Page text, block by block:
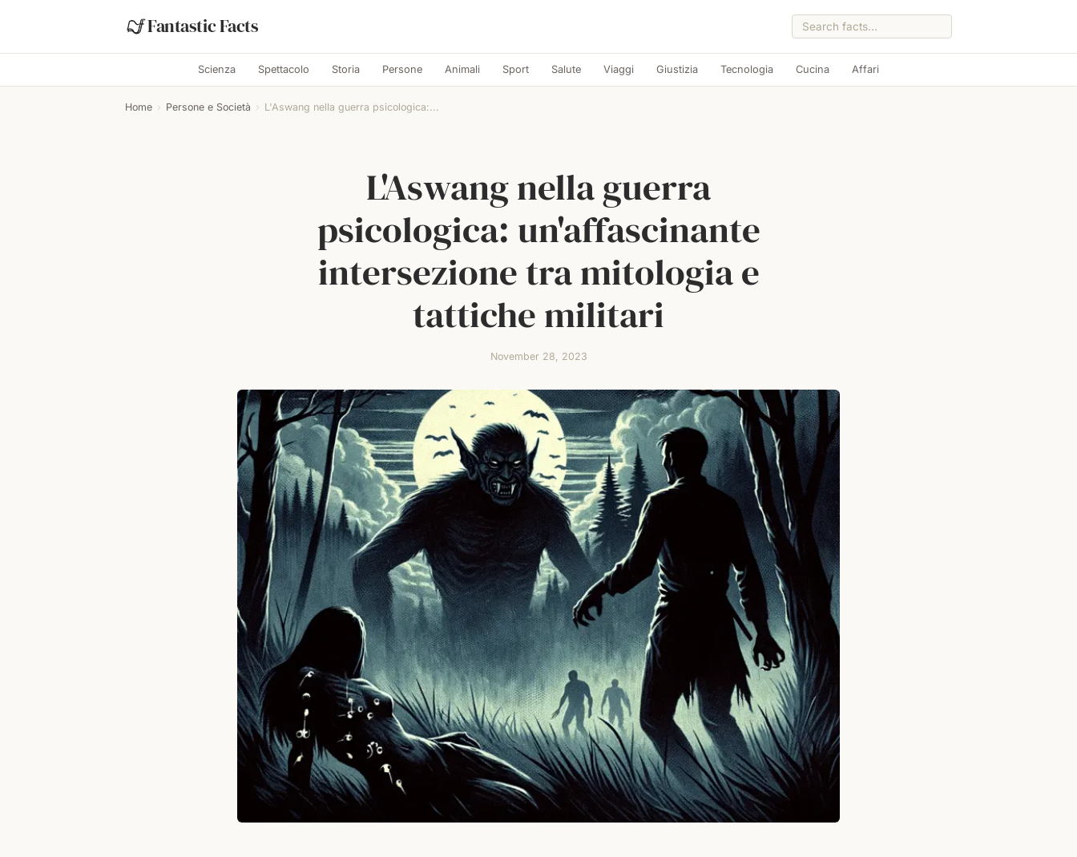
Fantastic Facts
Scienza Spettacolo Storia Persone Animali Sport Salute Viaggi Giustizia Tecnologia Cucina Affari
Home › Persone e Società › L'Aswang nella guerra psicologica:...
L'Aswang nella guerra
psicologica: un'affascinante
intersezione tra mitologia e
tattiche militari
November 28, 2023